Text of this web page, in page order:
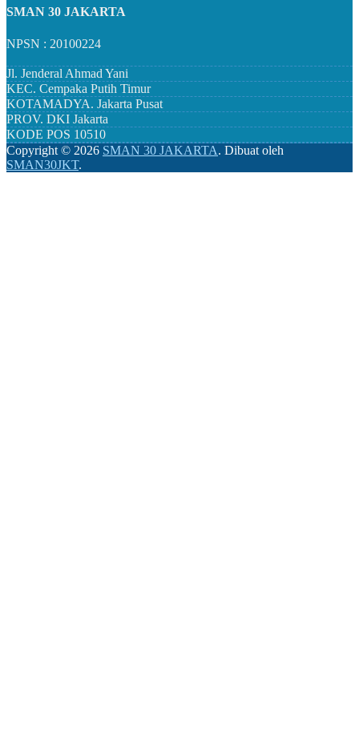
SMAN 30 JAKARTA
NPSN : 20100224
Jl. Jenderal Ahmad Yani
KEC. Cempaka Putih Timur
KOTAMADYA. Jakarta Pusat
PROV. DKI Jakarta
KODE POS 10510
Copyright © 2026 SMAN 30 JAKARTA. Dibuat oleh
SMAN30JKT.